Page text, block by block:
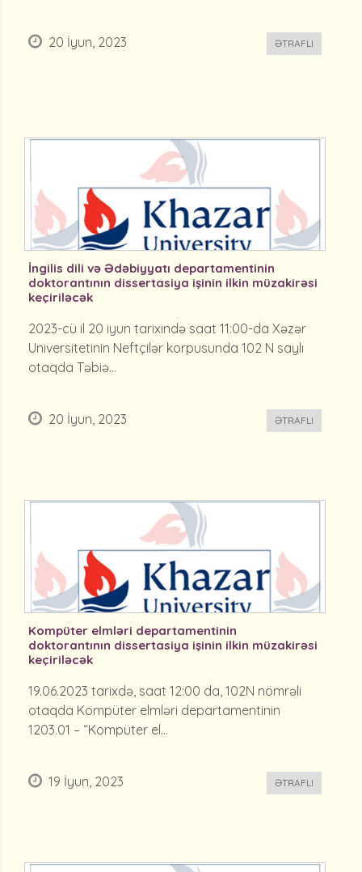
20 İyun, 2023 ƏTRAFLI
İngilis dili və Ədəbiyyatı departamentinin
doktorantının dissertasiya işinin ilkin müzakirəsi
keçiriləcək
2023-cü il 20 iyun tarixində saat 11:00-da Xəzər
Universitetinin Neftçilər korpusunda 102 N saylı
otaqda Təbiə...
20 İyun, 2023 ƏTRAFLI
Kompüter elmləri departamentinin
doktorantının dissertasiya işinin ilkin müzakirəsi
keçiriləcək
19.06.2023 tarixdə, saat 12:00 da, 102N nömrəli
otaqda Kompüter elmləri departamentinin
1203.01 – “Kompüter el...
19 İyun, 2023 ƏTRAFLI